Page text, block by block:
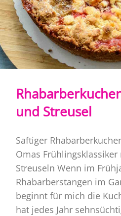
und Streusel
Saftiger
Omas
Streuseln Wenn im
Rhabarberstangen im
beginnt für mich die
hat jedes Jahr